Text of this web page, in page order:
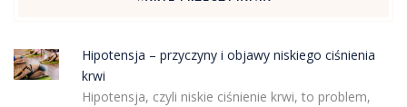
Hipotensja – przyczyny i objawy niskiego ciśnienia
krwi
Hipotensja, czyli niskie ciśnienie krwi, to problem,